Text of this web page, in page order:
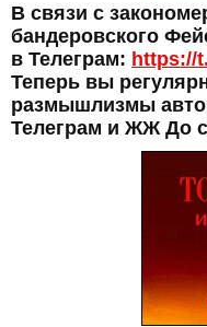
В связи с
бандеровского
в Телеграм: https://
Теперь вы
размышлизмы
Телеграм и ЖЖ До